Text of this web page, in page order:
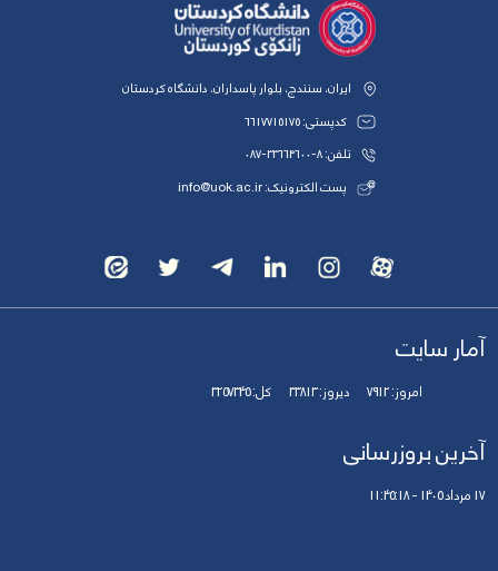
ایران، سنندج، بلوار پاسداران، دانشگاه کردستان
کدپستی: 6617715175
تلفن: 8-33664600-087
پست الکترونیک: info@uok.ac.ir
آمار سایت
امروز:7912 دیروز:33813 کل:3257345
آخرین بروزرسانی
17 مرداد 1405 - 11:45:18